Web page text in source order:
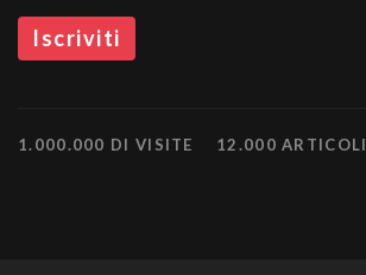
1.000.000 DI VISITE 12.000 ARTICOLI